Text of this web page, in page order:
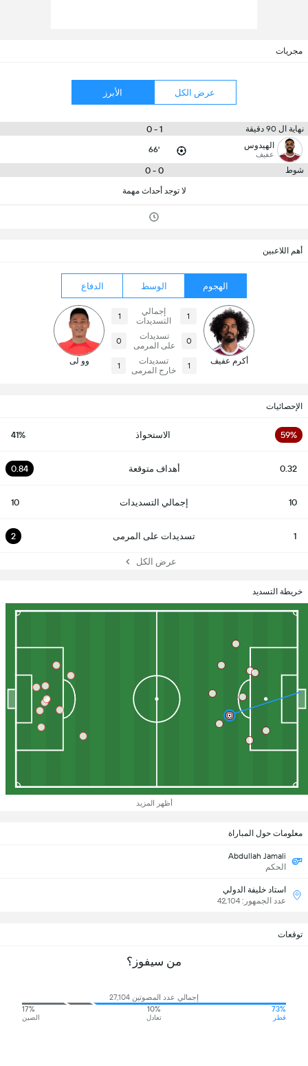
مجريات
عرض الكل الأبرز
نهاية ال 90 دقيقة 1 - 0
الهيدوس‎
عفيف 66'
شوط 0 - 0
لا توجد أحداث مهمة
أهم اللاعبين
الهجوم الوسط الدفاع
أكرم عفيف
1
إجمالي
التسديدات
1
0
تسديدات
على المرمى
0
1
تسديدات
خارج المرمى
1 وو لى
الإحصائيات
59% الاستحواذ 41%
0.32 أهداف متوقعة 0.84
10 إجمالي التسديدات 10
1 تسديدات على المرمى 2
عرض الكل
خريطة التسديد
أظهر المزيد
معلومات حول المباراة
Abdullah Jamali
الحكم
استاد خليفة الدولي
عدد الجمهور: 42,104
توقعات
من سيفوز؟
إجمالي عدد المصوتين 27,104
73%
قطر
10%
تعادل
17%
الصين